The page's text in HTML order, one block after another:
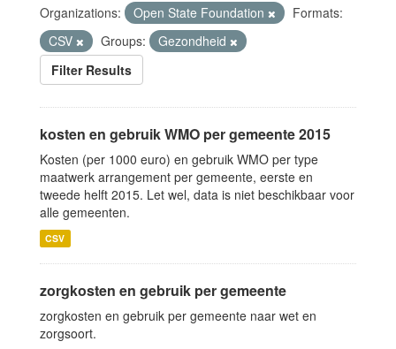
Organizations: Open State Foundation
Formats:
CSV
Groups:
Gezondheid
Filter Results
kosten en gebruik WMO per gemeente 2015
Kosten (per 1000 euro) en gebruik WMO per type
maatwerk arrangement per gemeente, eerste en
tweede helft 2015. Let wel, data is niet beschikbaar voor
alle gemeenten.
CSV
zorgkosten en gebruik per gemeente
zorgkosten en gebruik per gemeente naar wet en
zorgsoort.